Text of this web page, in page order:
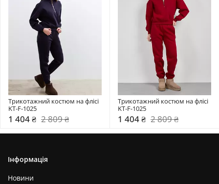
Трикотажний костюм на флісі
KT-F-1025
1 404 ₴ 2 809 ₴
Трикотажний костюм на флісі
KT-F-1025
1 404 ₴ 2 809 ₴
Інформація
Новини